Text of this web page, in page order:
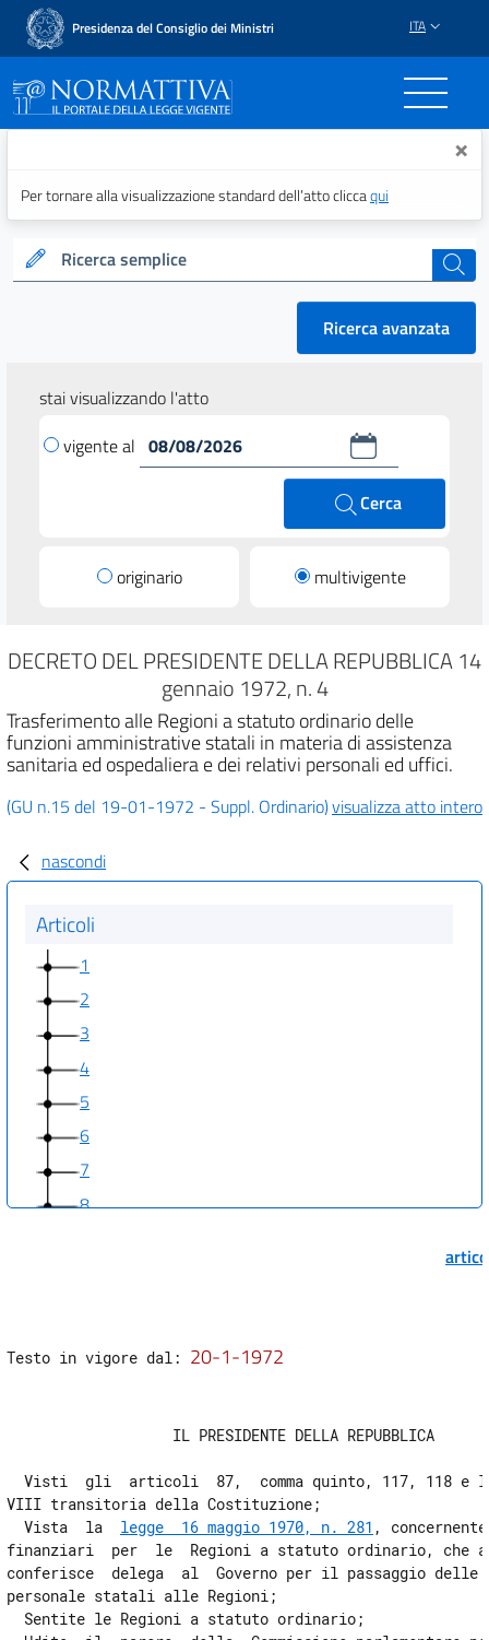
Presidenza del Consiglio dei Ministri ITA
Normattiva - Il portale ×
Per tornare alla visualizzazione standard dell’atto cliccaqui
Ricerca semplice cerca
Ricerca avanzata
stai visualizzando l'atto
vigente al
Cerca
originario multivigente
DECRETO DEL PRESIDENTE DELLA REPUBBLICA 14
gennaio 1972, n. 4
Trasferimento alle Regioni a statuto ordinario delle
funzioni amministrative statali in materia di assistenza
sanitaria ed ospedaliera e dei relativi personali ed uffici.
(GU n.15 del 19-01-1972 - Suppl. Ordinario)visualizza atto intero
nascondi
Articoli
1
2
3
4
5
6
7
8
16
17
18
19
20
Testo in vigore dal: 20-1-1972
                   IL PRESIDENTE DELLA REPUBBLICA
Visti  gli  articoli  87,  comma quinto, 117, 118 e
VIII transitoria della Costituzione;
  Vista  la
legge  16 maggio 1970, n. 281 ,
finanziari  per  le  Regioni a statuto ordinario, che
conferisce  delega  al  Governo per il passaggio
personale statali alle Regioni;
  Sentite le Regioni a statuto ordinario;